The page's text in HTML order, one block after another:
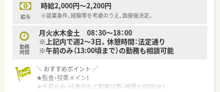
給与
時給2,000円～2,200円
※就業条件、経験等を考慮のうえ、面接後決定。
勤務
時間
月火水木金土 08：30～18：00
※上記内で週2～3日。休憩時間：法定通り
※午前のみ（13:00頃まで）の勤務も相談可能
＼ おすすめポイント ／
★監査・投薬メイン！
★午前のみ・扶養内など勤務日数・時間の相談OK！